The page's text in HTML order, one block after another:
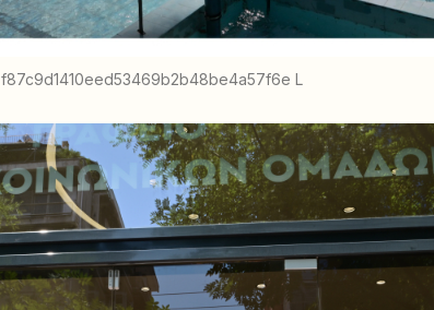
f87c9d1410eed53469b2b48be4a57f6e L